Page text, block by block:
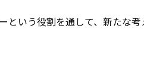
という役割を通して、新たな